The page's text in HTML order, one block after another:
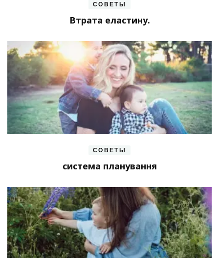
СОВЕТЫ
Втрата еластину.
СОВЕТЫ
система планування